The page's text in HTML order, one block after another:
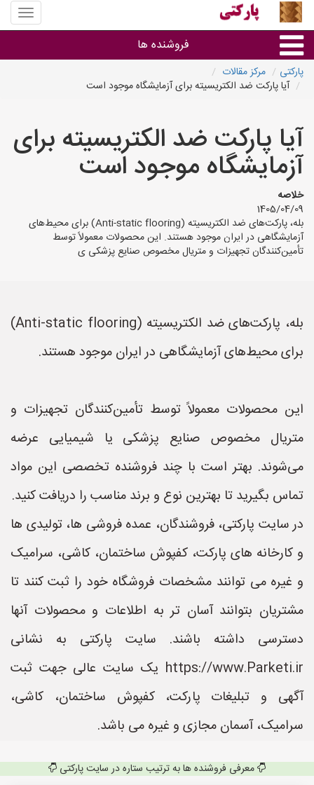
منوی
سایت
فروشنده ها
گروه ها
استان ها
پارکتی
مرکز مقالات
آیا پارکت ضد الکتریسیته برای آزمایشگاه موجود است
آیا پارکت ضد الکتریسیته برای
آزمایشگاه موجود است
خلاصه
1405/04/09
بله، پارکت‌های ضد الکتریسیته (Anti-static flooring) برای محیط‌های
آزمایشگاهی در ایران موجود هستند. این محصولات معمولاً توسط
تأمین‌کنندگان تجهیزات و متریال مخصوص صنایع پزشکی ی
بله، پارکت‌های ضد الکتریسیته (Anti-static flooring)
برای محیط‌های آزمایشگاهی در ایران موجود هستند.
این محصولات معمولاً توسط تأمین‌کنندگان تجهیزات و
متریال مخصوص صنایع پزشکی یا شیمیایی عرضه
می‌شوند. بهتر است با چند فروشنده تخصصی این مواد
تماس بگیرید تا بهترین نوع و برند مناسب را دریافت کنید.
در سایت پارکتی، فروشندگان، عمده فروشی ها، تولیدی ها
و کارخانه های پارکت، کفپوش ساختمان، کاشی، سرامیک
و غیره می توانند مشخصات فروشگاه خود را ثبت کنند تا
مشتریان بتوانند آسان تر به اطلاعات و محصولات آنها
دسترسی داشته باشند. سایت پارکتی به نشانی
https://www.Parketi.ir یک سایت عالی جهت ثبت
آگهی و تبلیغات پارکت، کفپوش ساختمان، کاشی،
سرامیک، آسمان مجازی و غیره می باشد.
معرفی فروشنده ها به ترتیب ستاره در سایت پارکتی